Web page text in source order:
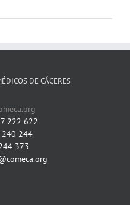
DE CÁCERES
222 622
240 244
373